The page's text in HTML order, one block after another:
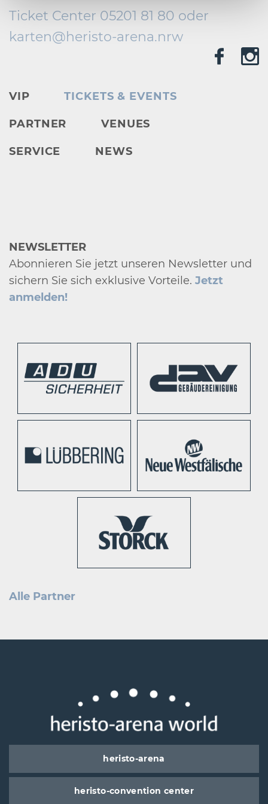
Ticket Center 05201 81 80 oder
karten@heristo-arena.nrw
VIP TICKETS & EVENTS
PARTNER VENUES
SERVICE NEWS
NEWSLETTER
Abonnieren Sie jetzt unseren Newsletter und
sichern Sie sich exklusive Vorteile. Jetzt
anmelden!
Alle Partner
heristo-arena
heristo-convention center